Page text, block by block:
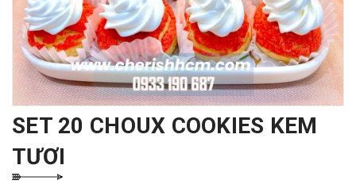
SET 20 CHOUX COOKIES KEM
TƯƠI